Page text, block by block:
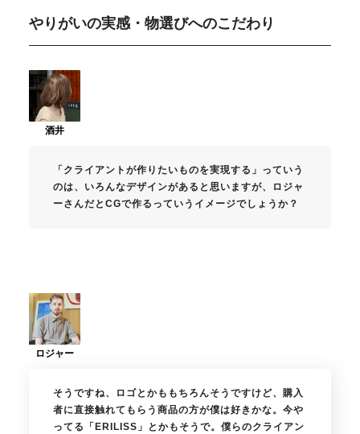
やりがいの実感・物選びへのこだわり
「クライアントが作りたいものを実現する」っていう
のは、いろんなデザインがあると思いますが、ロジャ
ーさんだとCGで作るっていうイメージでしょうか？
そうですね、ロゴとかももちろんそうですけど、購入
者に直接触れてもらう商品の方が僕は好きかな。今や
ってる「ERILISS」とかもそうで。僕らのクライアン